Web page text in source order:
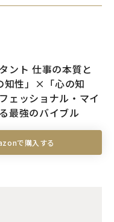
ント 仕事の本質と
知性」×「心の知
ェッショナル・マイ
最強のバイブル
で購入する